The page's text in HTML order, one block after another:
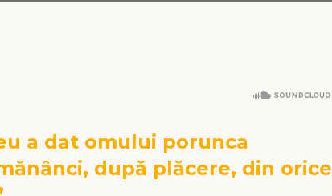
a dat omului porunca
după plăcere, din orice